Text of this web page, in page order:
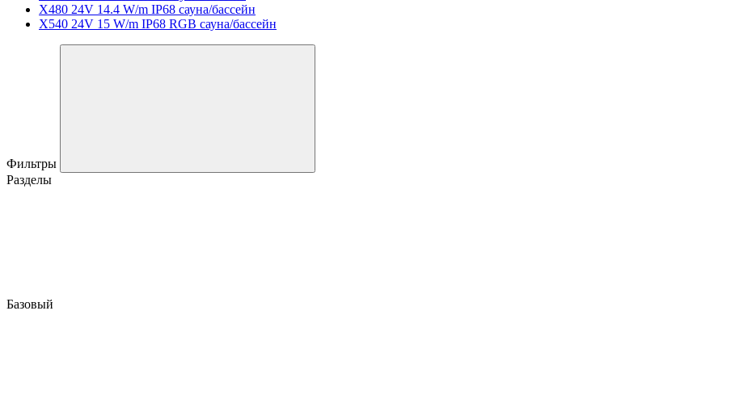
X480 24V 14.4 W/m IP68 сауна/бассейн
X540 24V 15 W/m IP68 RGB сауна/бассейн
Фильтры
Разделы
Базовый